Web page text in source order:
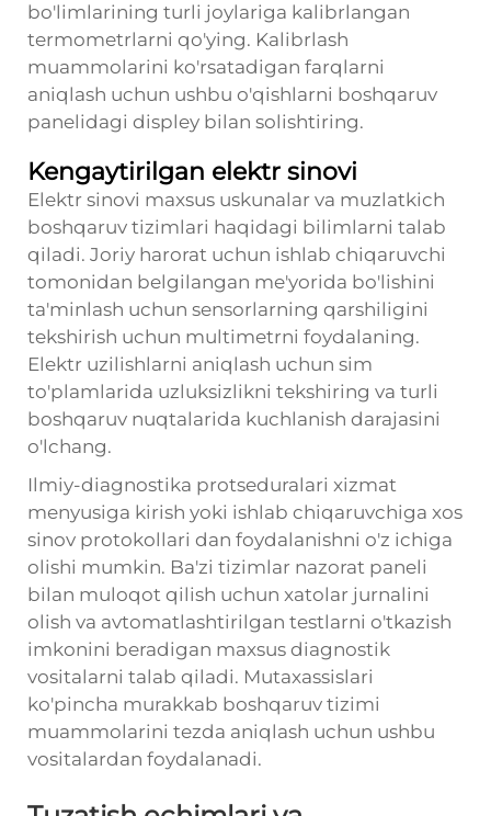
bo'limlarining turli joylariga kalibrlangan
termometrlarni qo'ying. Kalibrlash
muammolarini ko'rsatadigan farqlarni
aniqlash uchun ushbu o'qishlarni boshqaruv
panelidagi displey bilan solishtiring.
Kengaytirilgan elektr sinovi
Elektr sinovi maxsus uskunalar va muzlatkich
boshqaruv tizimlari haqidagi bilimlarni talab
qiladi. Joriy harorat uchun ishlab chiqaruvchi
tomonidan belgilangan me'yorida bo'lishini
ta'minlash uchun sensorlarning qarshiligini
tekshirish uchun multimetrni foydalaning.
Elektr uzilishlarni aniqlash uchun sim
to'plamlarida uzluksizlikni tekshiring va turli
boshqaruv nuqtalarida kuchlanish darajasini
o'lchang.
Ilmiy-diagnostika protseduralari xizmat
menyusiga kirish yoki ishlab chiqaruvchiga xos
sinov protokollari dan foydalanishni o'z ichiga
olishi mumkin. Ba'zi tizimlar nazorat paneli
bilan muloqot qilish uchun xatolar jurnalini
olish va avtomatlashtirilgan testlarni o'tkazish
imkonini beradigan maxsus diagnostik
vositalarni talab qiladi. Mutaxassislari
ko'pincha murakkab boshqaruv tizimi
muammolarini tezda aniqlash uchun ushbu
vositalardan foydalanadi.